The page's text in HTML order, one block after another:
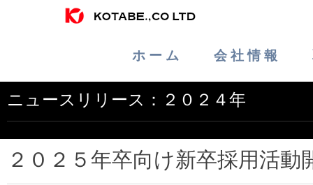
ホ ー ム 会 社 情 報
ニュースリリース：２０２４年
２０２５年卒向け新卒採用活動